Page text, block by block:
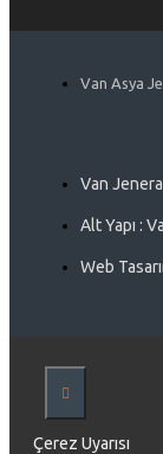
Van Asya
Van
Alt Yapı :
Web
Çerez Uyarısı